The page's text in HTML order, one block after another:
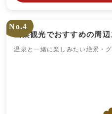
No.4
山梨観光でおすすめの周
温泉と一緒に楽しみたい絶景・